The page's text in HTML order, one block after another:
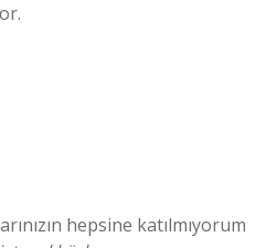
hepsine katılmıyorum